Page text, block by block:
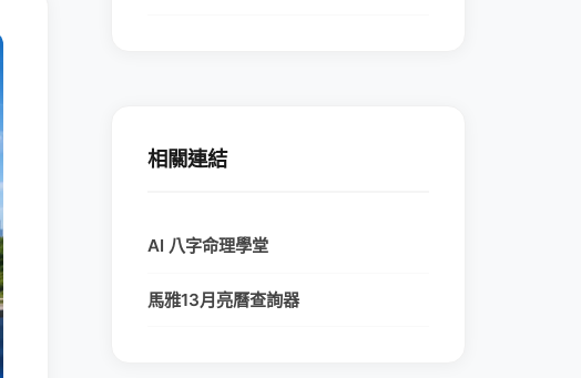
相關連結
AI 八字命理學堂
馬雅13月亮曆查詢器